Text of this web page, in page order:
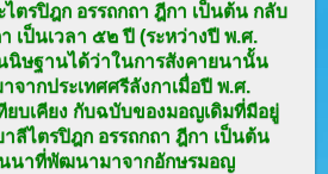
ตรปิฎก อรรถกถา ฎีกา เป็นต้น กลับ
เป็นเวลา ๕๒ ปี (ระหว่างปี พ.ศ.
ษฐานได้ว่าในการสังคายนานั้น
ากประเทศศรีลังกาเมื่อปี พ.ศ.
บเคียง กับฉบับของมอญเดิมที่มีอยู่
ลีไตรปิฎก อรรถกถา ฎีกา เป็นต้น
นาที่พัฒนามาจากอักษรมอญ